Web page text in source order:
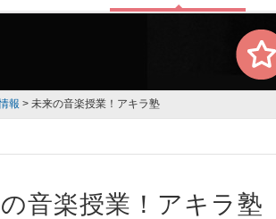
報 > 未来の音楽授業！アキラ塾
音楽授業！アキラ塾